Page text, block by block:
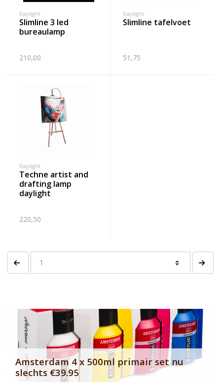
Daylight
slimline 3 led
bureaulamp
210,00
Daylight
slimline tafelvoet
51,75
Daylight
techne artist and
drafting lamp
daylight
220,50
Vorige pagina
Banner row 2
Amsterdam 4 x 500ml primair set nu
slechts €39.95